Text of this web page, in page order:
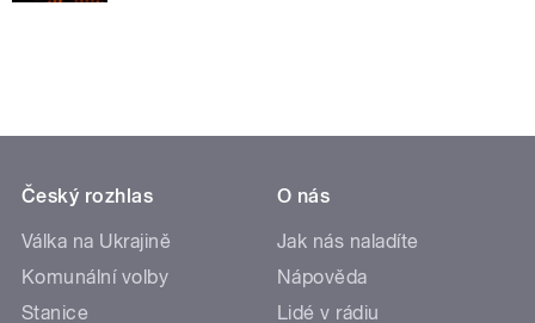
Český rozhlas
Válka na Ukrajině
Komunální volby
Stanice
O nás
Jak nás naladíte
Nápověda
Lidé v rádiu